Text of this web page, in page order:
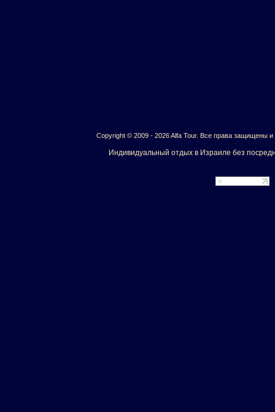
Copyright © 2009 - 2026 Alfa Tour. Все права защищены и
Индивидуальный отдых в Израиле без